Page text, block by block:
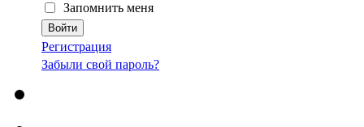
Запомнить меня
Регистрация
Забыли свой пароль?